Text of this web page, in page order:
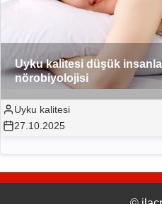
Uyku kalitesi düşük
nörobiyolojisi
Uyku kalitesi
27.10.2025